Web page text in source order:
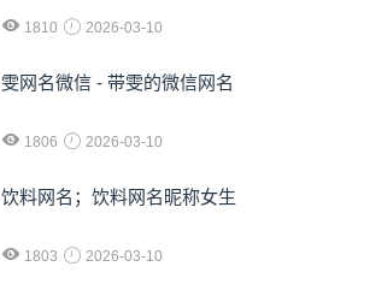
1810 2026-03-10
雯网名微信 - 带雯的微信网名
1806 2026-03-10
饮料网名；饮料网名昵称女生
1803 2026-03-10